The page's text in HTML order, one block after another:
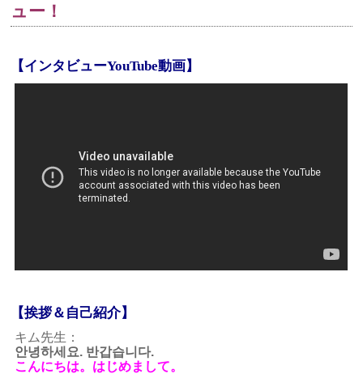
ュー！
【インタビューYouTube動画】
【挨拶＆自己紹介】
キム先生：
안녕하세요. 반갑습니다.
こんにちは。はじめまして。